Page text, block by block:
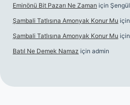
Eminönü Bit Pazarı Ne Zaman için Şengül
Şambali Tatlısına Amonyak Konur Mu için
Şambali Tatlısına Amonyak Konur Mu için
Batıl Ne Demek Namaz için admin